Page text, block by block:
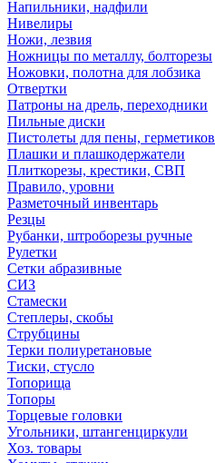
Напильники, надфили
Нивелиры
Ножи, лезвия
Ножницы по металлу, болторезы
Ножовки, полотна для лобзика
Отвертки
Патроны на дрель, переходники
Пильные диски
Пистолеты для пены, герметиков
Плашки и плашкодержатели
Плиткорезы, крестики, СВП
Правило, уровни
Разметочный инвентарь
Резцы
Рубанки, штроборезы ручные
Рулетки
Сетки абразивные
СИЗ
Стамески
Степлеры, скобы
Струбцины
Терки полиуретановые
Тиски, стусло
Топорища
Топоры
Торцевые головки
Угольники, штангенциркули
Хоз. товары